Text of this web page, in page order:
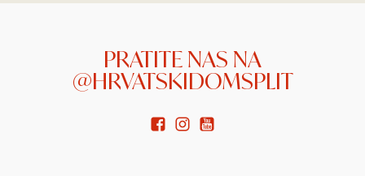
PRATITE NAS NA
@HRVATSKIDOMSPLIT